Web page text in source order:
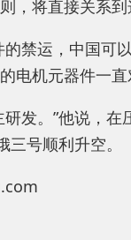
，将直接关系到
禁运，中国
电机元器件一
发。”他说，
号顺利升空。